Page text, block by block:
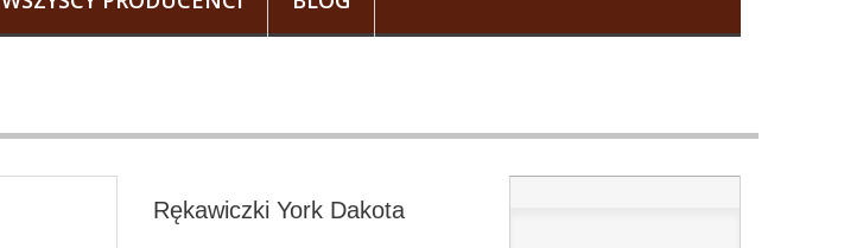
Rękawiczki York Dakota